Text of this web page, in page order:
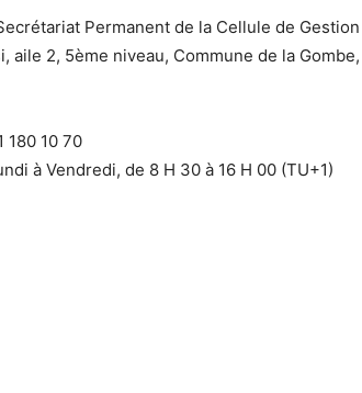
Permanent de la Cellule de Gestion
2, 5ème niveau, Commune de la Gombe,
180 10 70
à Vendredi, de 8 H 30 à 16 H 00 (TU+1)